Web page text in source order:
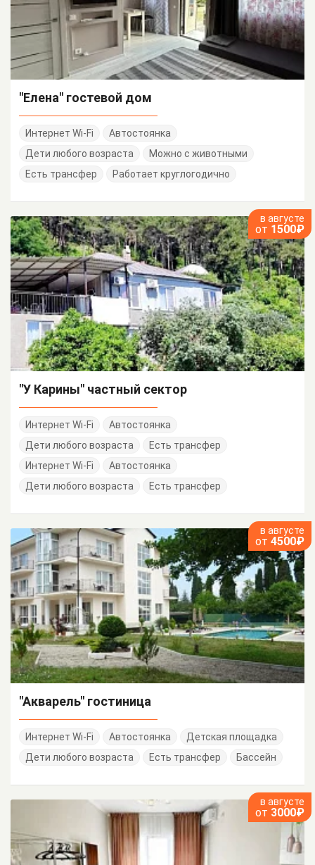
"Елена" гостевой дом
Интернет Wi-Fi
Автостоянка
Дети любого возраста
Можно с животными
Есть трансфер
Работает круглогодично
в августе
от 1500₽
"У Карины" частный сектор
Интернет Wi-Fi
Автостоянка
Дети любого возраста
Есть трансфер
Интернет Wi-Fi
Автостоянка
Дети любого возраста
Есть трансфер
в августе
от 4500₽
"Акварель" гостиница
Интернет Wi-Fi Автостоянка
Детская площадка
Дети любого возраста
Есть трансфер Бассейн
в августе
от 3000₽